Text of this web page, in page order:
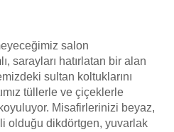
salon
sarayları hatırlatan bir alan
sultan koltuklarını
tüllerle ve çiçeklerle
Misafirlerinizi beyaz,
olduğu dikdörtgen, yuvarlak